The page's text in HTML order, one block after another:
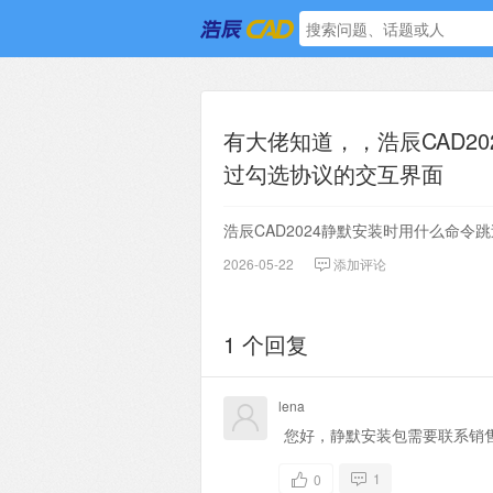
有大佬知道，，浩辰
过勾选协议的交互界面
浩辰CAD2024静默安装时用什么命令
2026-05-22 添加评论
1 个回复
lena
您好，静默安装包需要联系销
0 1